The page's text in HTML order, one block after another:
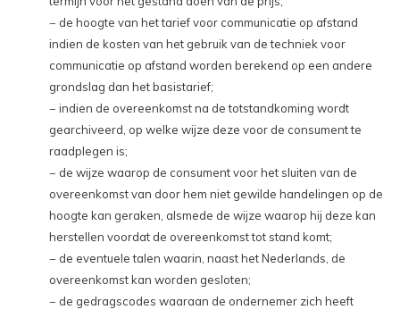
− de hoogte van het tarief voor communicatie op afstand
indien de kosten van het gebruik van de techniek voor
communicatie op afstand worden berekend op een andere
grondslag dan het basistarief;
− indien de overeenkomst na de totstandkoming wordt
gearchiveerd, op welke wijze deze voor de consument te
raadplegen is;
− de wijze waarop de consument voor het sluiten van de
overeenkomst van door hem niet gewilde handelingen op de
hoogte kan geraken, alsmede de wijze waarop hij deze kan
herstellen voordat de overeenkomst tot stand komt;
− de eventuele talen waarin, naast het Nederlands, de
overeenkomst kan worden gesloten;
− de gedragscodes waaraan de ondernemer zich heeft